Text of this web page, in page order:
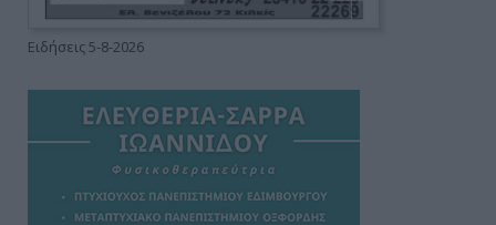
Ειδήσεις 5-8-2026